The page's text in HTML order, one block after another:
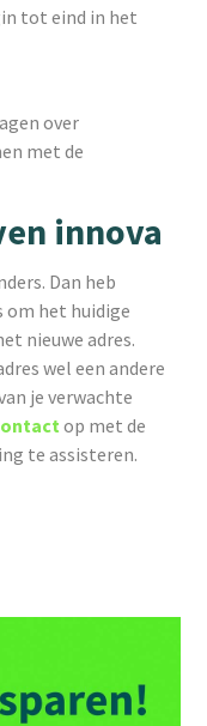
tot eind in het
over
met de
innova
Dan heb
om het huidige
nieuwe adres.
wel een andere
je verwachte
op met de
te assisteren.